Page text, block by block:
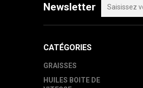
Newsletter
CATÉGORIES
GRAISSES
HUILES BOITE DE